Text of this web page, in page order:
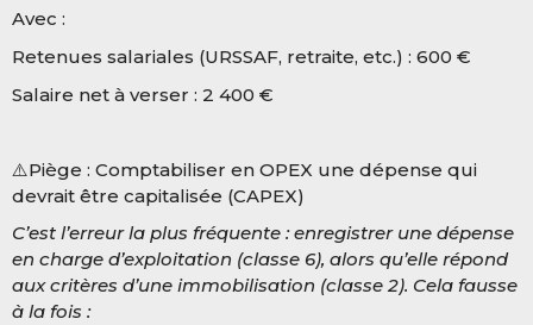
Avec :
Retenues salariales (URSSAF, retraite, etc.) : 600 €
Salaire net à verser : 2 400 €
⚠️Piège : Comptabiliser en OPEX une dépense qui
devrait être capitalisée (CAPEX)
C’est l’erreur la plus fréquente : enregistrer une dépense
en charge d’exploitation (classe 6), alors qu’elle répond
aux critères d’une immobilisation (classe 2). Cela fausse
à la fois :